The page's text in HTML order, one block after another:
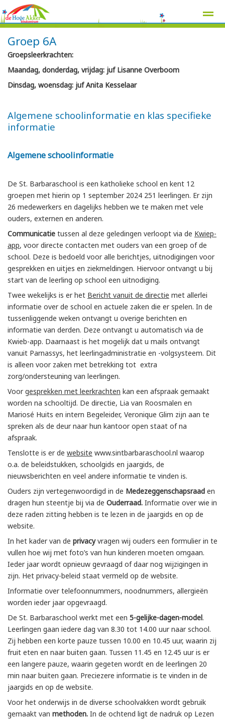
Home Zoeken Nieuws
Groep 6A
Groepsleerkrachten:
Maandag, donderdag, vrijdag: juf Lisanne Overboom
Dinsdag, woensdag: juf Anita Kesselaar
Algemene schoolinformatie en klas specifieke
informatie
Algemene schoolinformatie
De St. Barbaraschool is een katholieke school en kent 12
groepen met hierin op 1 september 2024 251 leerlingen. Er zijn
26 medewerkers en dagelijks hebben we te maken met vele
ouders, externen en anderen.
Communicatie tussen al deze geledingen verloopt via de Kwiep-
app, voor directe contacten met ouders van een groep of de
school. Deze is bedoeld voor alle berichtjes, uitnodigingen voor
gesprekken en uitjes en ziekmeldingen. Hiervoor ontvangt u bij
start van de leerling op school een uitnodiging.
Twee wekelijks is er het Bericht vanuit de directie met allerlei
informatie over de school en actuele zaken die er spelen. In de
tussenliggende weken ontvangt u overige berichten en
informatie van derden. Deze ontvangt u automatisch via de
Kwieb-app. Daarnaast is het mogelijk dat u mails ontvangt
vanuit Parnassys, het leerlingadministratie en -volgsysteem. Dit
is alleen voor zaken met betrekking tot extra
zorg/ondersteuning van leerlingen.
Voor gesprekken met leerkrachten kan een afspraak gemaakt
worden na schooltijd. De directie, Lia van Roosmalen en
Mariosé Huits en intern Begeleider, Veronique Glim zijn aan te
spreken als de deur naar hun kantoor open staat of na
afspraak.
Tenslotte is er de website www.sintbarbaraschool.nl waarop
o.a. de beleidstukken, schoolgids en jaargids, de
nieuwsberichten en veel andere informatie te vinden is.
Ouders zijn vertegenwoordigd in de Medezeggenschapsraad en
dragen hun steentje bij via de Ouderraad. Informatie over wie in
deze raden zitting hebben is te lezen in de jaargids en op de
website.
In het kader van de privacyvragen wij ouders een formulier in te
vullen hoe wij met foto’s van hun kinderen moeten omgaan.
Ieder jaar wordt opnieuw gevraagd of daar nog wijzigingen in
zijn. Het privacy-beleid staat vermeld op de website.
Informatie over telefoonnummers, noodnummers, allergieën
worden ieder jaar opgevraagd.
De St. Barbaraschool werkt met een 5-gelijke-dagen-model.
Leerlingen gaan iedere dag van 8.30 tot 14.00 uur naar school.
Zij hebben een korte pauze tussen 10.00 en 10.45 uur, waarin zij
fruit eten en naar buiten gaan. Tussen 11.45 en 12.45 uur is er
een langere pauze, waarin gegeten wordt en de leerlingen 20
min naar buiten gaan. Preciezere informatie is te vinden in de
jaargids en op de website.
Voor het onderwijs in de diverse schoolvakken wordt gebruik
gemaakt van methoden. In de ochtend ligt de nadruk op Lezen